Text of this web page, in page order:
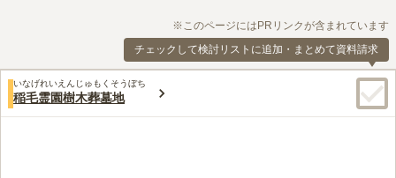
※このページにはPRリンクが含まれています
チェックして検討リストに追加・まとめて資料請求
いなげれいえんじゅもくそうぼち
稲毛霊園樹木葬墓地